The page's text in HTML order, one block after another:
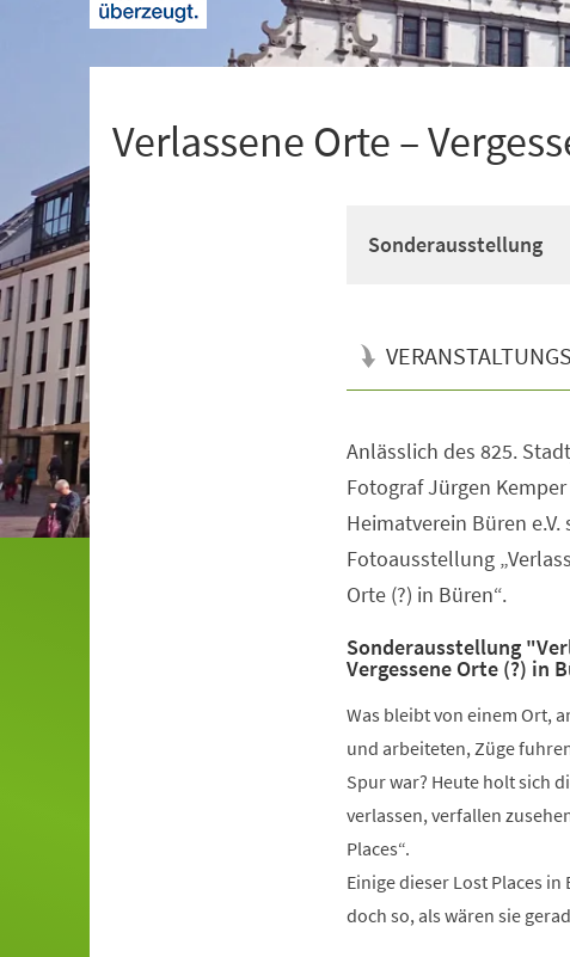
Verlassene Orte –
Sonderausstellung
Anlässlich des 825.
Fotograf Jürgen
Heimatverein Büren e.V.
Fotoausstellung
Orte (?) in Büren“.
Sonderausstellung
Vergessene Orte (?) in
Was bleibt von einem Ort,
und arbeiteten, Züge
Spur war? Heute holt sich
verlassen, verfallen
Places“.
Einige dieser Lost Places
doch so, als wären sie